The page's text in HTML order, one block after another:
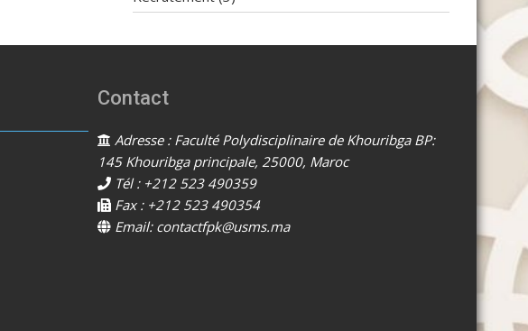
Contact
Adresse : Faculté Polydisciplinaire de Khouribga BP:
145 Khouribga principale, 25000, Maroc
Tél : +212 523 490359
Fax : +212 523 490354
Email: contactfpk@usms.ma